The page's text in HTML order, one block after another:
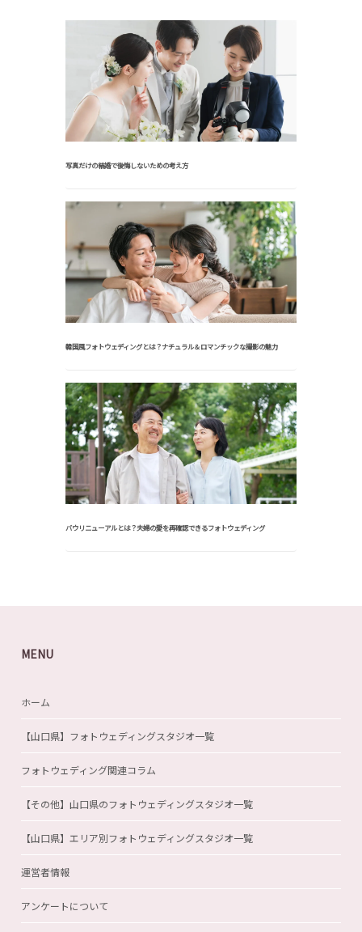
写真だけの結婚で後悔しないための考え方
韓国風フォトウェディングとは？ナチュラル＆ロマンチックな撮影の魅力
バウリニューアルとは？夫婦の愛を再確認できるフォトウェディング
MENU
ホーム
【山口県】フォトウェディングスタジオ一覧
フォトウェディング関連コラム
【その他】山口県のフォトウェディングスタジオ一覧
【山口県】エリア別フォトウェディングスタジオ一覧
運営者情報
アンケートについて